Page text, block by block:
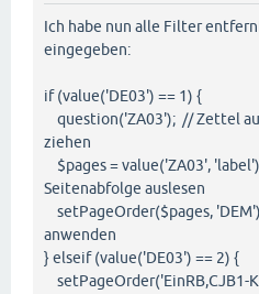
Ich habe nun alle Filter
eingegeben:
if (value('DE03') == 1) {
question('ZA03'); // Zettel
ziehen
$pages = value('ZA03',
Seitenabfolge auslesen
setPageOrder($pages,
anwenden
} elseif (value('DE03') == 2) {
setPageOrder('EinRB,CJB1-